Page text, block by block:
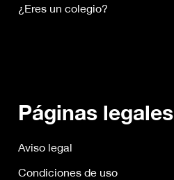
¿Eres un colegio?
Páginas legales
Aviso legal
Condiciones de uso